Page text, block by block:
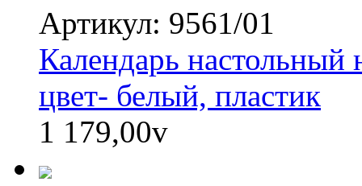
Артикул: 9561/01
Календарь настольный
цвет- белый, пластик
1 179,00v